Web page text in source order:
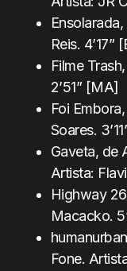
Reis. 4’17”
Filme
2’51” [MA]
Foi
Soares.
Gaveta, de
Artista:
Highway
Macacko.
Fone.